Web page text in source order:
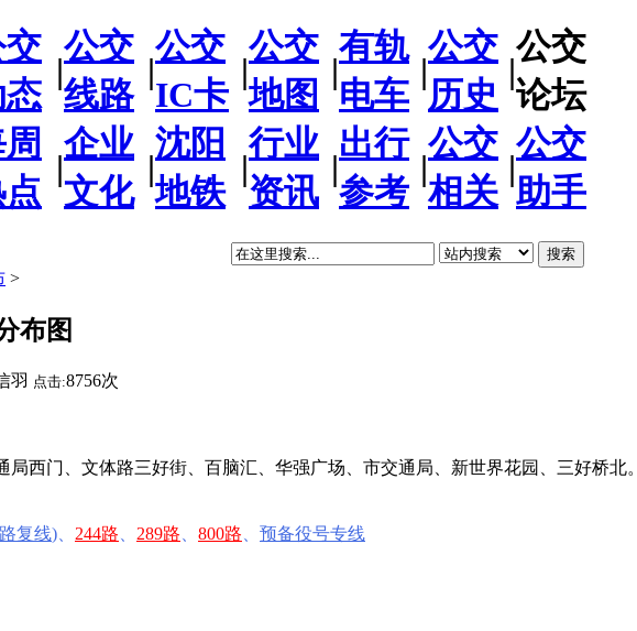
|
公交
线路
|
公交
IC卡
|
公交
地图
|
有轨
电车
|
公交
历史
|
公交
论坛
|
企业
文化
|
沈阳
地铁
|
行业
资讯
|
出行
参考
|
公交
相关
|
公交
助手
搜索
>
布图
羽 点击:8756次
西门、文体路三好街、百脑汇、华强广场、市交通局、新世界花园、三好桥北。
复线) 244路 289路 800路 预备役号专线